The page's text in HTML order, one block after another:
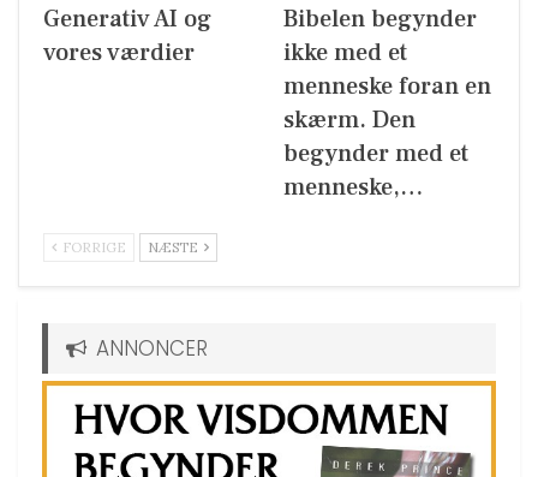
Generativ AI og
vores værdier
Bibelen begynder
ikke med et
menneske foran en
skærm. Den
begynder med et
menneske,…
FORRIGE NÆSTE
ANNONCER